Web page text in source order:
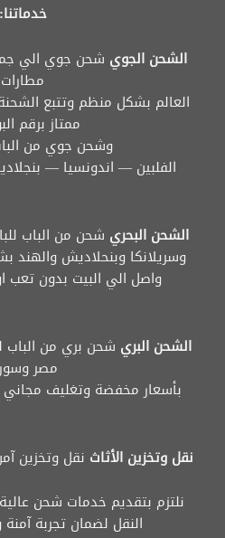
خدماتنا:
الشحن الجوي شحن جوي الي
مطارات
العالم بشكل منظم وتتبع
ممتاز برقم
وشحن جوي من
الفلبين — اندونسيا —
الشحن البحري شحن من الباب
وسريلانكا وبنحلاديش والهند
واصل الي البيت بدون تعب
الشحن البري شحن بري من الباب
مصر
بأسعار مخفضة وتغليف مجاني
نقل وتخزين الأثاث نقل وتخزين
نلتزم بتقديم خدمات شحن
النقل لضمان تجربة